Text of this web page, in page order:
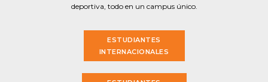
deportiva, todo en un campus único.
ESTUDIANTES
INTERNACIONALES